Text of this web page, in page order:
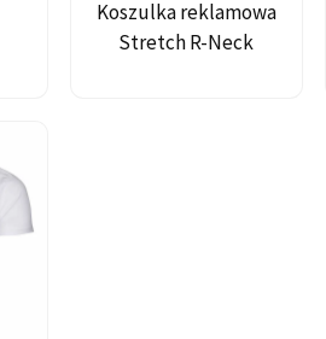
Koszulka reklamowa
Stretch R-Neck